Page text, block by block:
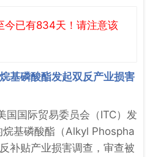
今已有834天！请注意该
基磷酸酯发起双反产业损害
国际贸易委员会（ITC）发
基磷酸酯（Alkyl Phospha
补贴产业损害调查，审查被